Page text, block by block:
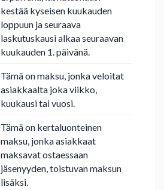
kestää kyseisen kuukauden
loppuun ja seuraava
laskutuskausi alkaa seuraavan
kuukauden 1. päivänä.
Tämä on maksu, jonka veloitat
asiakkaalta joka viikko,
kuukausi tai vuosi.
Tämä on kertaluonteinen
maksu, jonka asiakkaat
maksavat ostaessaan
jäsenyyden, toistuvan maksun
lisäksi.